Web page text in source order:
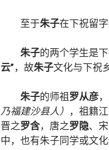
至于朱子在下祝留
朱子的两个学生是
云”，故朱子文化与下祝
朱子的师祖罗从彦
乃福建沙县人） ，祖籍
晋之罗含，唐之罗隐、
中，也有朱子同学或文化